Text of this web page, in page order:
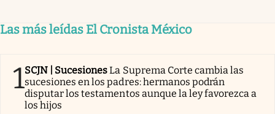
Las más leídas El Cronista México
1SCJN | SucesionesLa Suprema Corte cambia las
sucesiones en los padres: hermanos podrán
disputar los testamentos aunque la ley favorezca a
los hijos